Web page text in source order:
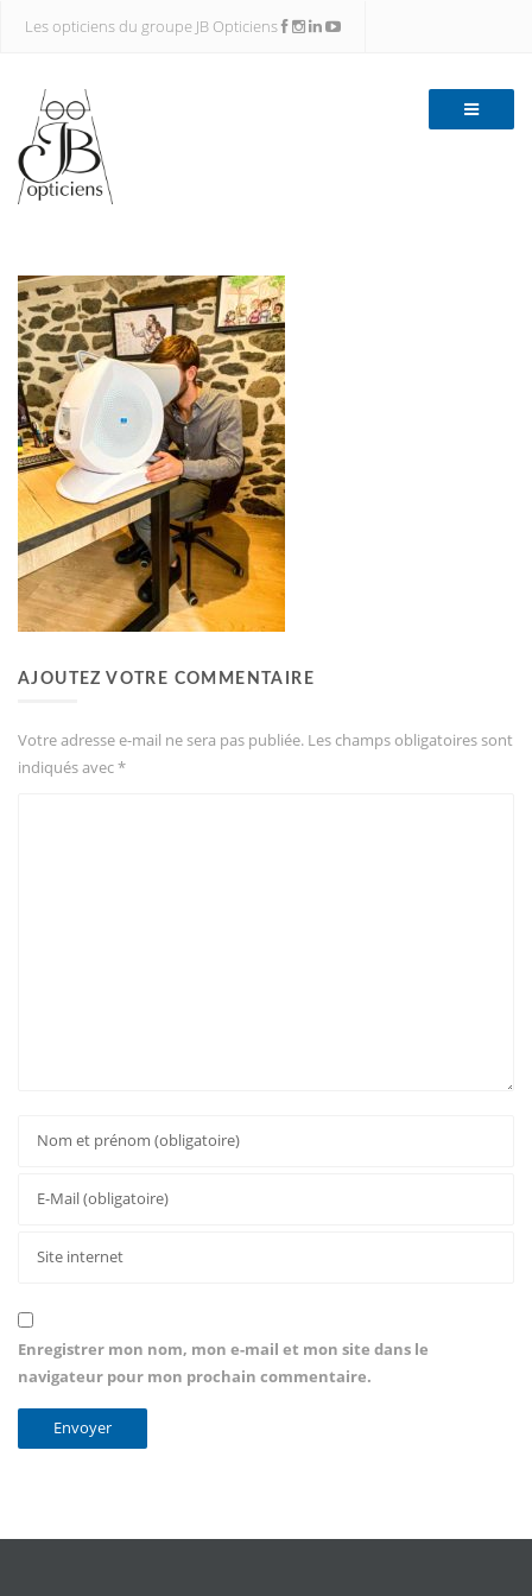
Les opticiens du groupe JB Opticiens
AJOUTEZ VOTRE COMMENTAIRE
Votre adresse e-mail ne sera pas publiée. Les champs obligatoires sont
indiqués avec*
Enregistrer mon nom, mon e-mail et mon site dans le
navigateur pour mon prochain commentaire.